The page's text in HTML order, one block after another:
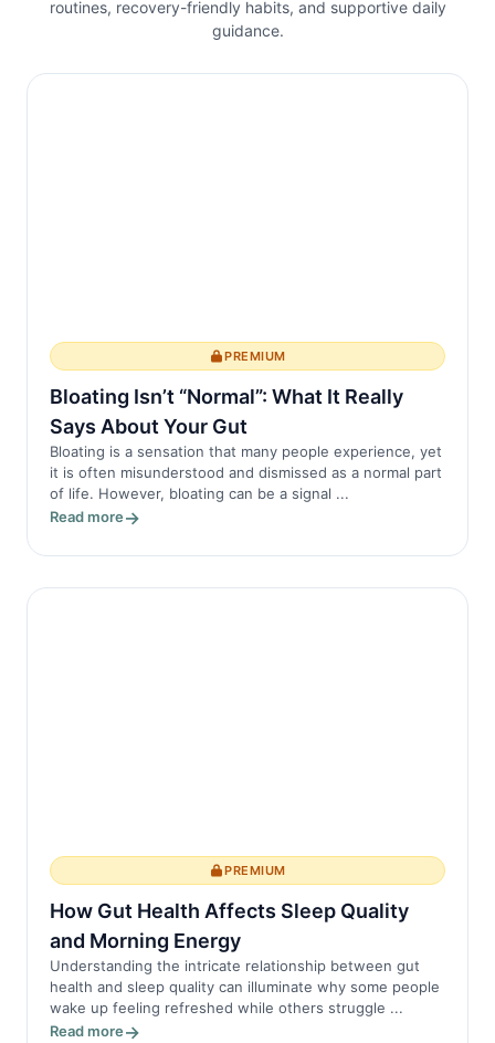
Position zu verharren.
routines, recovery-friendly habits, and supportive daily
guidance.
PREMIUM
Bloating Isn’t “Normal”: What It Really
Says About Your Gut
Bloating is a sensation that many people experience, yet
it is often misunderstood and dismissed as a normal part
of life. However, bloating can be a signal ...
Read more
PREMIUM
How Gut Health Affects Sleep Quality
and Morning Energy
Understanding the intricate relationship between gut
health and sleep quality can illuminate why some people
wake up feeling refreshed while others struggle ...
Read more